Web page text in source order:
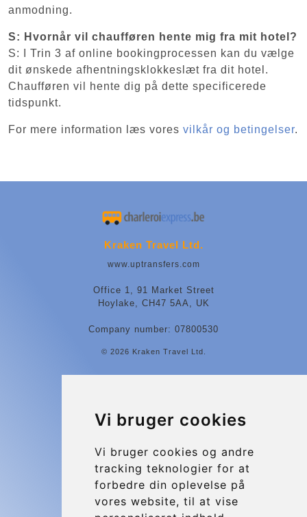
Vi bruger cookies
Vi bruger cookies og andre
tracking teknologier for at
forbedre din oplevelse på
vores website, til at vise
anmodning.
S: Hvornår vil chaufføren hente mig fra mit hotel?
S: I Trin 3 af online bookingprocessen kan du vælge
dit ønskede afhentningsklokkeslæt fra dit hotel.
Chaufføren vil hente dig på dette specificerede
tidspunkt.
For mere information læs vores vilkår og betingelser.
Kraken Travel Ltd.
www.uptransfers.com
Office 1, 91 Market Street
Hoylake, CH47 5AA, UK
Company number: 07800530
© 2026 Kraken Travel Ltd.
Update cookies preferences
Contact
info@charleroiexpress.be